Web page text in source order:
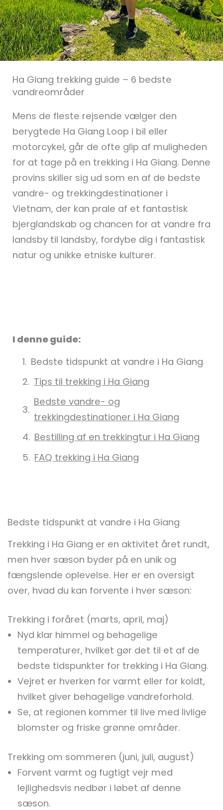
Ha Giang trekking guide – 6 bedste
vandreområder
Mens de fleste rejsende vælger den
berygtede Ha Giang Loop i bil eller
motorcykel, går de ofte glip af muligheden
for at tage på en trekking i Ha Giang. Denne
provins skiller sig ud som en af de bedste
vandre- og trekkingdestinationer i
Vietnam, der kan prale af et fantastisk
bjerglandskab og chancen for at vandre fra
landsby til landsby, fordybe dig i fantastisk
natur og unikke etniske kulturer.
I denne guide:
Bedste tidspunkt at vandre i Ha Giang
Tips til trekking i Ha Giang
Bedste vandre- og
trekkingdestinationer i Ha Giang
Bestilling af en trekkingtur i Ha Giang
FAQ trekking i Ha Giang
Bedste tidspunkt at vandre i Ha Giang
Trekking i Ha Giang er en aktivitet året rundt,
men hver sæson byder på en unik og
fængslende oplevelse. Her er en oversigt
over, hvad du kan forvente i hver sæson:
Trekking i foråret (marts, april, maj)
Nyd klar himmel og behagelige
temperaturer, hvilket gør det til et af de
bedste tidspunkter for trekking i Ha Giang.
Vejret er hverken for varmt eller for koldt,
hvilket giver behagelige vandreforhold.
Se, at regionen kommer til live med livlige
blomster og friske grønne områder.
Trekking om sommeren (juni, juli, august)
Forvent varmt og fugtigt vejr med
lejlighedsvis nedbør i løbet af denne
sæson.